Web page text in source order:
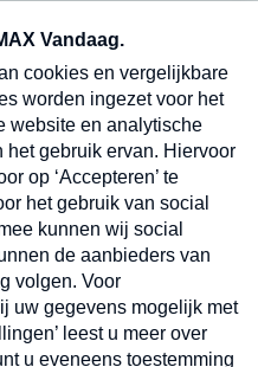
op onze
dinsdagochtend in
Verzend